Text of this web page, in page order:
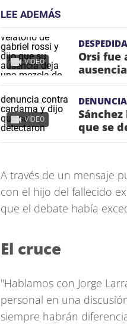
LEE ADEMÁS
VIDEO
DESPEDIDA
Orsi fue
VIDEO
que se
A través de un mensaje
con el hijo del fallecido
que el debate había
El cruce
"Hablamos con Jorge
personal en una
siempre habrán